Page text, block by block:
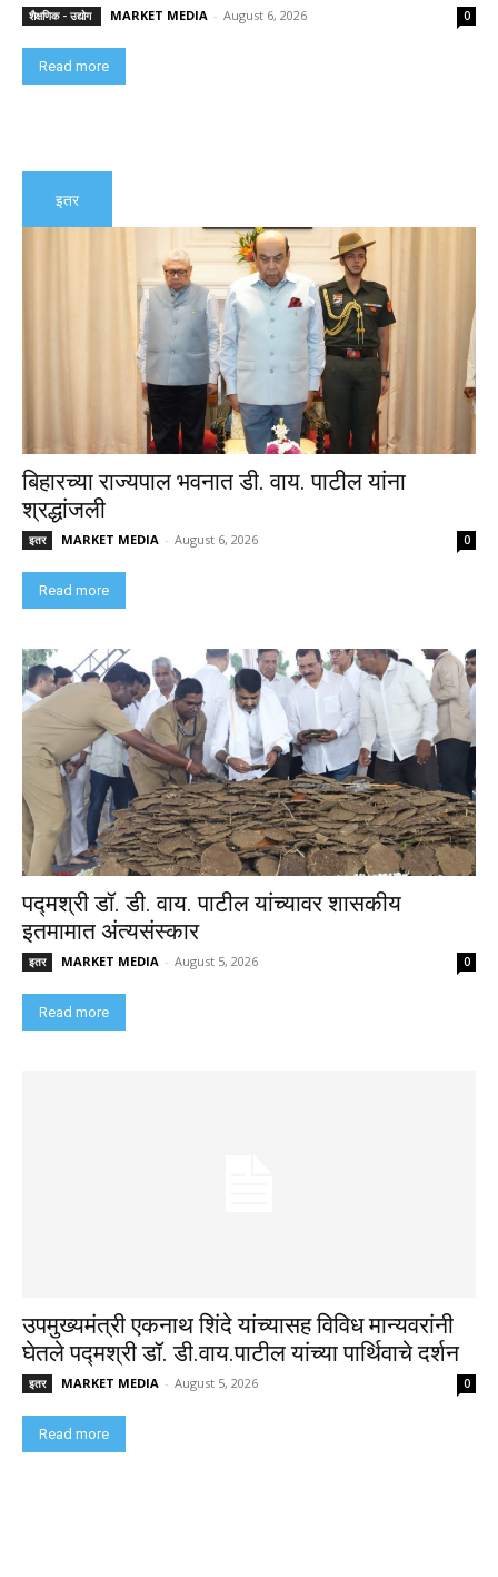
शैक्षणिक - उद्योग MARKET MEDIA - August 6, 2026 0
Read more
इतर
बिहारच्या राज्यपाल भवनात डी. वाय. पाटील यांना
श्रद्धांजली
इतर MARKET MEDIA - August 6, 2026 0
Read more
पद्मश्री डॉ. डी. वाय. पाटील यांच्यावर शासकीय
इतमामात अंत्यसंस्कार
इतर MARKET MEDIA - August 5, 2026 0
Read more
उपमुख्यमंत्री एकनाथ शिंदे यांच्यासह विविध मान्यवरांनी
घेतले पद्मश्री डॉ. डी.वाय.पाटील यांच्या पार्थिवाचे दर्शन
इतर MARKET MEDIA - August 5, 2026 0
Read more